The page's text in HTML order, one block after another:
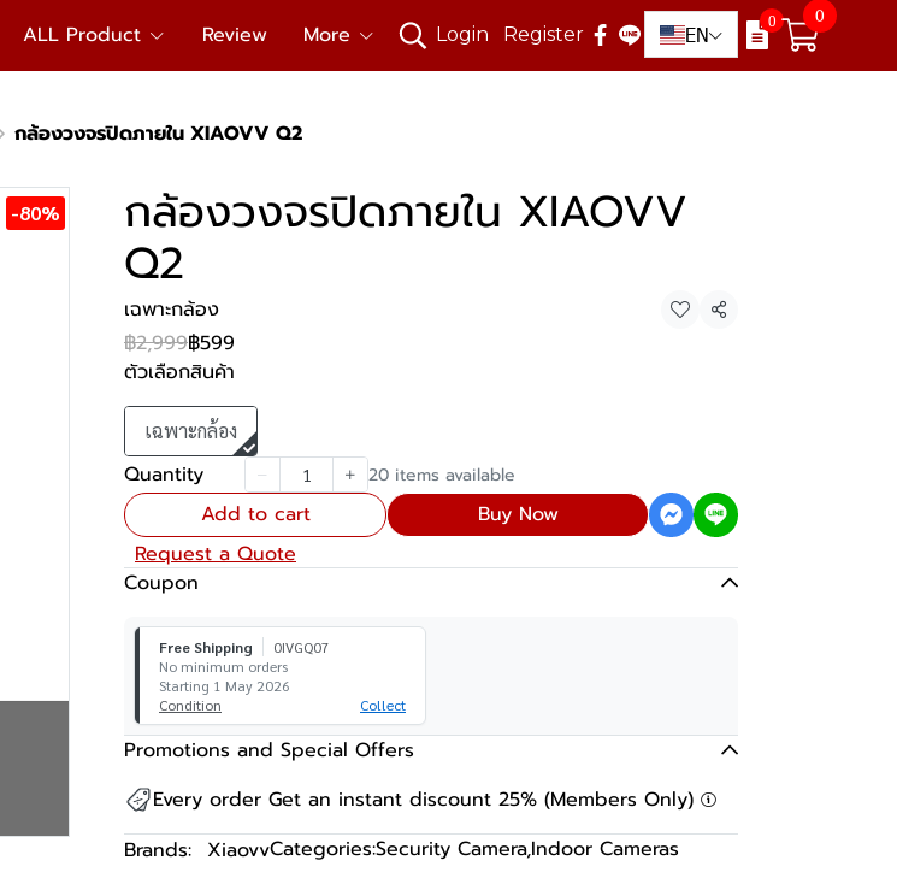
ALL Product Review More Login Register EN
0 0
กล้องวงจรปิดภายใน XIAOVV Q2
-80% กล้องวงจรปิดภายใน XIAOVV
Q2
เฉพาะกล้อง
Share
฿2,999฿599
ตัวเลือกสินค้า
เฉพาะกล้อง
Quantity 20 items available
Add to cart
Buy Now
Request a Quote
Coupon
Free Shipping
0IVGQ07
No minimum orders
Starting 1 May 2026
Condition
Collect
Promotions and Special Offers
Every order Get an instant discount 25% (Members Only)
Brands: XiaovvCategories:Security Camera,Indoor Cameras